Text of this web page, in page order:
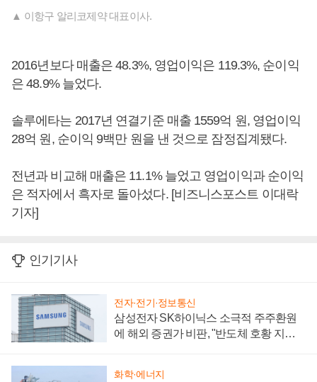
▲ 이항구 알리코제약 대표이사.
2016년보다 매출은 48.3%, 영업이익은 119.3%, 순이익
은 48.9% 늘었다.
솔루에타는 2017년 연결기준 매출 1559억 원, 영업이익
28억 원, 순이익 9백만 원을 낸 것으로 잠정집계됐다.
전년과 비교해 매출은 11.1% 늘었고 영업이익과 순이익
은 적자에서 흑자로 돌아섰다. [비즈니스포스트 이대락
기자]
인기기사
전자·전기·정보통신
삼성전자 SK하이닉스 소극적 주주환원
에 해외 증권가 비판, "반도체 호황 지속
화학·에너지